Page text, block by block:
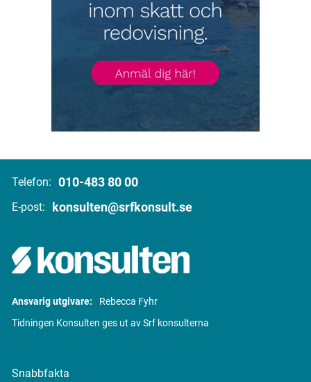
Telefon: 010-483 80 00
E-post: konsulten@srfkonsult.se
Ansvarig utgivare:
Rebecca Fyhr
Tidningen Konsulten ges ut av Srf konsulterna
Snabbfakta